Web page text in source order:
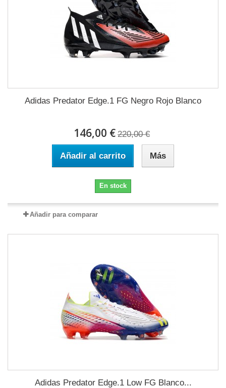
Adidas Predator Edge.1 FG Negro Rojo Blanco
146,00 € 220,00 €
Añadir al carrito Más
En stock
Añadir para comparar
Adidas Predator Edge.1 Low FG Blanco...